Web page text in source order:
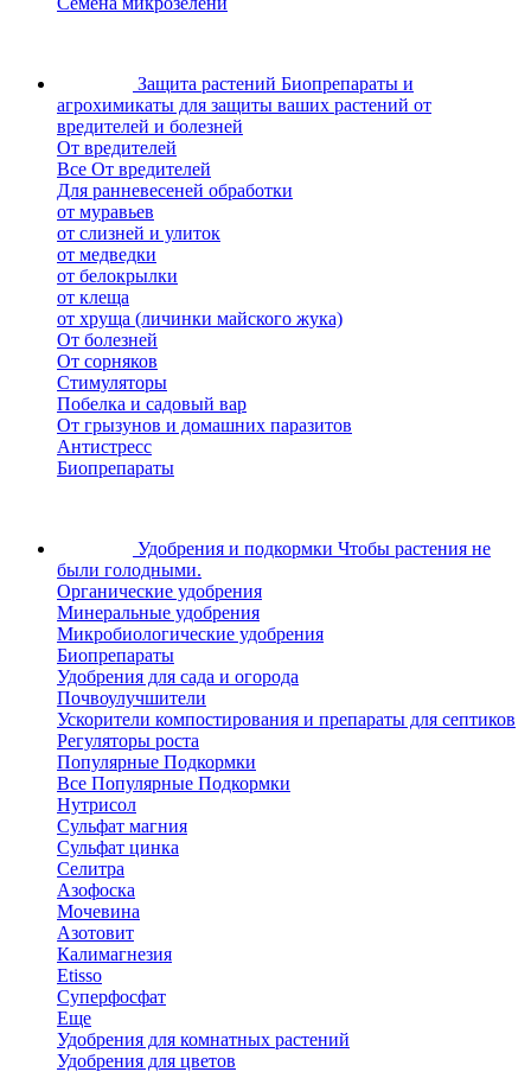
Защита растений Биопрепараты и
агрохимикаты для защиты ваших растений от
вредителей и болезней
От вредителей
Все От вредителей
Для ранневесеней обработки
от муравьев
от слизней и улиток
от медведки
от белокрылки
от клеща
от хруща (личинки майского жука)
От болезней
От сорняков
Стимуляторы
Побелка и садовый вар
От грызунов и домашних паразитов
Антистресс
Биопрепараты
Удобрения и подкормки Чтобы растения не
были голодными.
Органические удобрения
Минеральные удобрения
Микробиологические удобрения
Биопрепараты
Удобрения для сада и огорода
Почвоулучшители
Ускорители компостирования и препараты для септиков
Регуляторы роста
Популярные Подкормки
Все Популярные Подкормки
Нутрисол
Сульфат магния
Сульфат цинка
Селитра
Азофоска
Мочевина
Азотовит
Калимагнезия
Etisso
Суперфосфат
Еще
Удобрения для комнатных растений
Удобрения для цветов